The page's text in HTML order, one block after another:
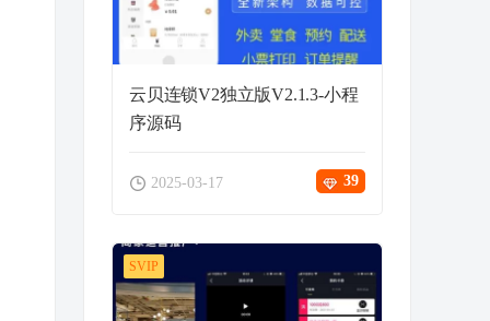
云贝连锁V2独立版V2.1.3-小程
序源码
2025-03-17 39
SVIP